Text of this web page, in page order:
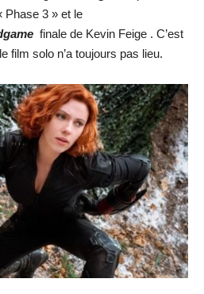
Phase 3 » et le
finale de Kevin Feige . C’est
film solo n’a toujours pas lieu.